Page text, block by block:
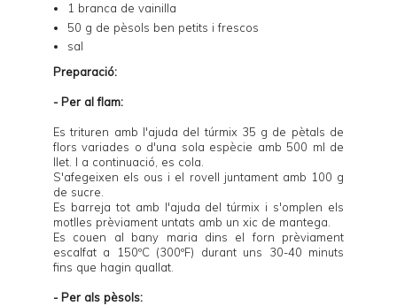
1 branca de vainilla
50 g de pèsols ben petits i frescos
sal
Preparació:
- Per al flam:
Es trituren amb l'ajuda del túrmix 35 g de pètals de
flors variades o d'una sola espècie amb 500 ml de
llet. I a continuació, es cola.
S'afegeixen els ous i el rovell juntament amb 100 g
de sucre.
Es barreja tot amb l'ajuda del túrmix i s'omplen els
motlles prèviament untats amb un xic de mantega.
Es couen al bany maria dins el forn prèviament
escalfat a 150ºC (300ºF) durant uns 30-40 minuts
fins que hagin quallat.
- Per als pèsols: